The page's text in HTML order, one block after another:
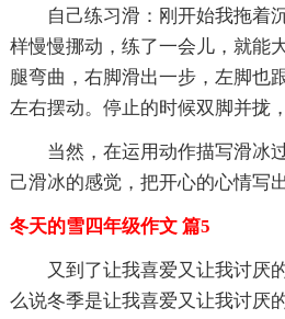
自己练习滑：刚开始我拖着
样慢慢挪动，练了一会儿，就能
腿弯曲，右脚滑出一步，左脚也
左右摆动。停止的时候双脚并拢
当然，在运用动作描写滑冰
己滑冰的感觉，把开心的心情写出
冬天的雪四年级作文 篇5
又到了让我喜爱又让我讨
么说冬季是让我喜爱又让我讨厌